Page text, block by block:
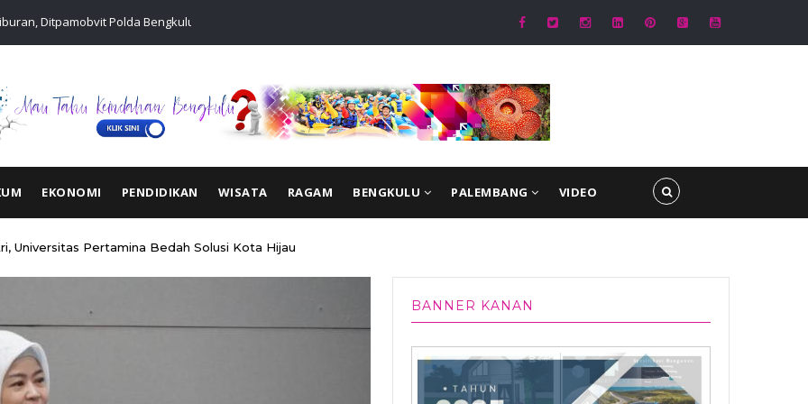
Ditpamobvit Polda Bengkulu Subdit Wisata
Mall
KRYD Polda Bengkulu Sasar Sejumlah Titik, Pastikan Aktivitas Warga Malam Hari Tetap
EKONOMI PENDIDIKAN WISATA RAGAM BENGKULU PALEMBANG VIDEO
Universitas Pertamina Bedah Solusi Kota Hijau
BANNER KANAN